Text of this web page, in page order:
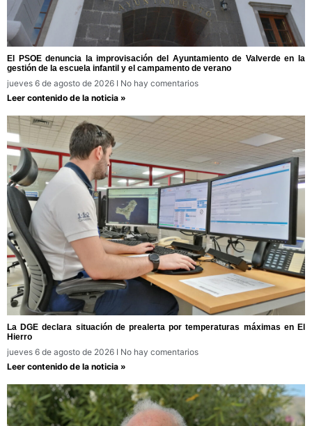
El PSOE denuncia la improvisación del Ayuntamiento de Valverde en la
gestión de la escuela infantil y el campamento de verano
jueves 6 de agosto de 2026
No hay comentarios
Leer contenido de la noticia »
La DGE declara situación de prealerta por temperaturas máximas en El
Hierro
jueves 6 de agosto de 2026
No hay comentarios
Leer contenido de la noticia »